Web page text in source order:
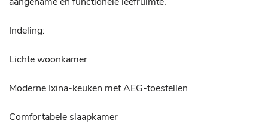
Indeling:
Lichte woonkamer
Moderne Ixina-keuken met AEG-toestellen
Comfortabele slaapkamer